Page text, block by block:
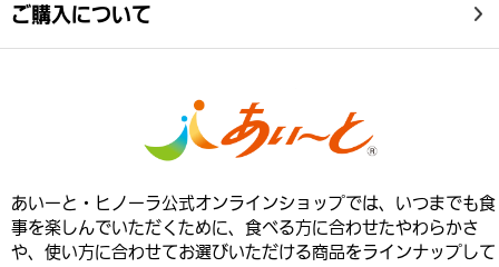
ご購入について
あいーと・ヒノーラ公式オンラインショップでは、いつまでも食
事を楽しんでいただくために、食べる方に合わせたやわらかさ
や、使い方に合わせてお選びいただける商品をラインナップして